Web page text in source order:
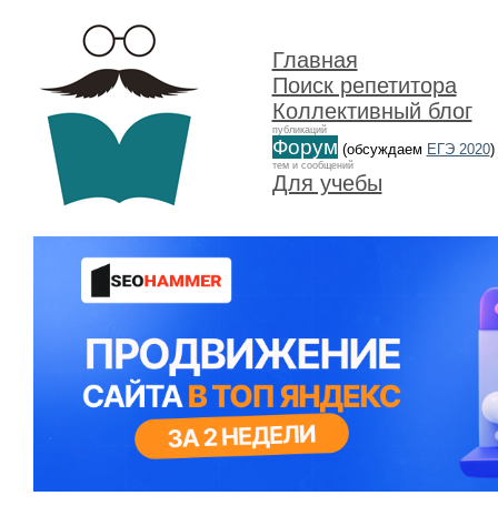
Главная
Поиск репетитора
Коллективный блог
публикаций
Форум (обсуждаем ЕГЭ 2020)
тем и сообщений
Для учебы